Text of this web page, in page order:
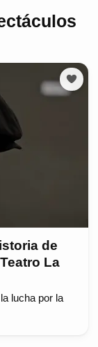
de
La
lucha por la